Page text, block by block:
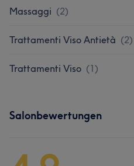
Massaggi (2)
Trattamenti Viso Antietà (2)
Trattamenti Viso (1)
Salonbewertungen